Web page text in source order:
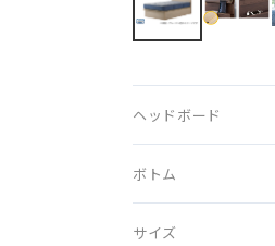
ヘッドボード
ボトム
サイズ